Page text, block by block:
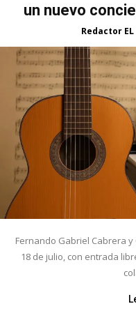
un nuevo
Redactor EL
Fernando Gabriel Cabrera
18 de julio, con entrada